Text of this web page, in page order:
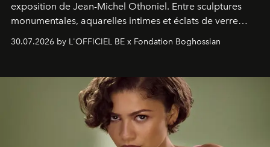
exposition de Jean-Michel Othoniel. Entre sculptures
monumentales, aquarelles intimes et éclats de verre
soufflé, l’artiste français compose un itinéraire
émotionnel où chaque œuvre devient le souvenir
émerveillement.
30.07.2026 by L'OFFICIEL BE x Fondation Boghossian